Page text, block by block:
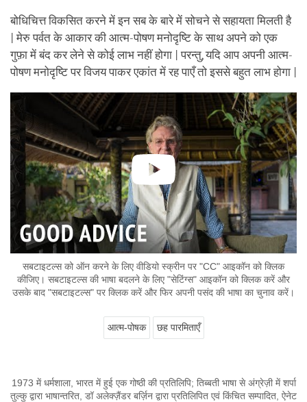
बोधिचित्त विकसित करने में इन सब के बारे में सोचने से सहायता मिलती है
| मेरु पर्वत के आकार की आत्म-पोषण मनोदृष्टि के साथ अपने को एक
गुफ़ा में बंद कर लेने से कोई लाभ नहीं होगा | परन्तु, यदि आप अपनी आत्म-
पोषण मनोदृष्टि पर विजय पाकर एकांत में रह पाएँ तो इससे बहुत लाभ होगा |
सबटाइटल्स को ऑन करने के लिए वीडियो स्क्रीन पर "CC" आइकॉन को क्लिक
कीजिए। सबटाइटल्स की भाषा बदलने के लिए "सेटिंग्स" आइकॉन को क्लिक करें और
उसके बाद "सबटाइटल्स" पर क्लिक करें और फिर अपनी पसंद की भाषा का चुनाव करें।
आत्म-पोषक छह पारमिताएँ
1973 में धर्मशाला, भारत में हुई एक गोष्ठी की प्रतिलिपि; तिब्बती भाषा से अंग्रेज़ी में शर्पा
तुल्कु द्वारा भाषान्तरित, डॉ अलेक्ज़ैंडर बर्ज़िन द्वारा प्रतिलिपित एवं किंचित सम्पादित, ऐनेट